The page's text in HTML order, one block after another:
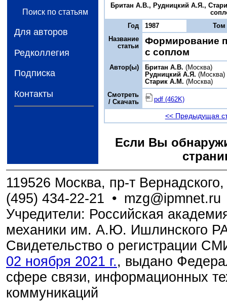
Поиск по статьям
Для авторов
Редколлегия
Подписка
Контакты
Британ А.В., Рудницкий А.Я.,
Год
1987
Том
Название
статьи
Формирование
с соплом
Автор(ы) Британ А.В. (Москва)
Рудницкий А.Я. (Москва)
Старик А.М. (Москва)
Смотреть
/ Скачать
pdf (462K)
<< Предыдущая
Если Вы
119526 Москва, пр-т
(495) 434-22-21 • mzg@ipmnet.ru
Учредители: Российская
механики им. А.Ю. Ишлинского
Свидетельство о регистрации
02 ноября 2021 г., выдано
сфере связи, информационных
коммуникаций